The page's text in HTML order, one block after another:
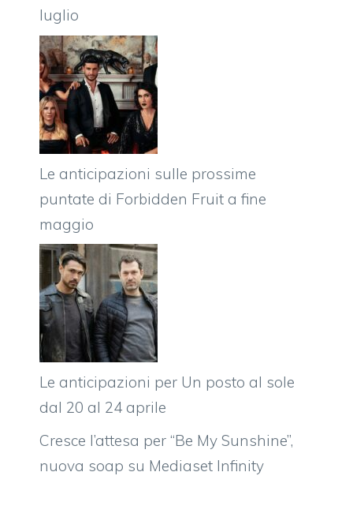
luglio
Le anticipazioni sulle prossime
puntate di Forbidden Fruit a fine
maggio
Le anticipazioni per Un posto al sole
dal 20 al 24 aprile
Cresce l’attesa per “Be My Sunshine”,
nuova soap su Mediaset Infinity